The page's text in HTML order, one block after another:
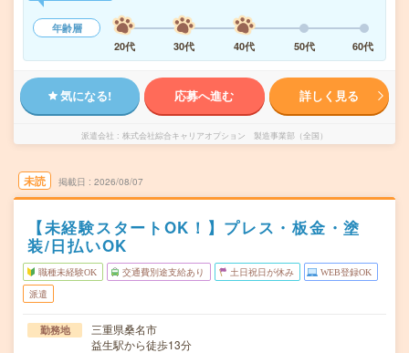
年齢層
20代
30代 40代 50代 60代
気になる! 応募へ進む 詳しく見る
派遣会社 株式会社綜合キャリアオプション 製造事業部（全国）
未読 掲載日 2026/08/07
【未経験スタートOK！】プレス・板金・塗
装/日払いOK
職種未経験OK 交通費別途支給あり 土日祝日が休み WEB登録OK
派遣
勤務地
三重県桑名市
益生駅から徒歩13分